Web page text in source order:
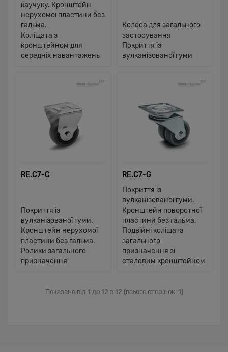
каучуку. Кронштейн
нерухомої пластини без
гальма.
Коліщата з
кронштейном для
середніх навантажень
Колеса для загального
застосування
Покриття із
вулканізованої гуми
RE.C7-C
Покриття із
вулканізованої гуми.
Кронштейн нерухомої
пластини без гальма.
Ролики загального
призначення
RE.C7-G
Покриття із
вулканізованої гуми.
Кронштейн поворотної
пластини без гальма.
Подвійні коліщата
загального
призначення зі
сталевим кронштейном
Показано від 1 до 12 з 12 (всього сторінок: 1)